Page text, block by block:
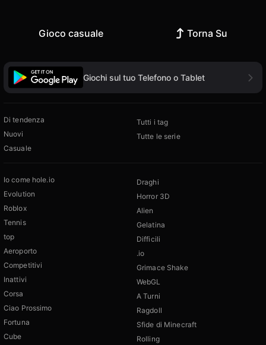
Gioco casuale Torna Su
Giochi sul tuo Telefono o Tablet
Di tendenza
Nuovi
Casuale
Tutti i tag
Tutte le serie
Io come hole.io
Evolution
Roblox
Tennis
top
Aeroporto
Competitivi
Inattivi
Corsa
Ciao Prossimo
Fortuna
Cube
Draghi
Horror 3D
Alien
Gelatina
Difficili
.io
Grimace Shake
WebGL
A Turni
Ragdoll
Sfide di Minecraft
Rolling